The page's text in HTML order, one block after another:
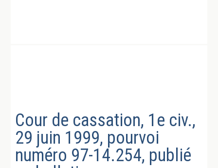
Cour de cassation, 1e civ.,
29 juin 1999, pourvoi
numéro 97-14.254, publié